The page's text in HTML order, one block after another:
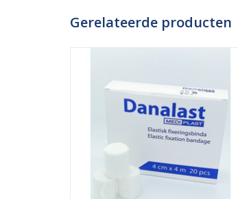
Gerelateerde producten
wondbedekkers zoals een zalfgaas of
gaaskompres. Daarbij blijft een hoge mate
van bewegingsvrijheid behouden. De
elasticiteit van het windsel zorgt voor een
goede rekbaarheid w
TOEVOEGEN AAN WINKELWAGEN